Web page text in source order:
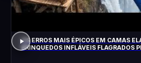
OS ERROS MAIS ÉPICOS EM CAMAS
BRINQUEDOS INFLÁVEIS FLAGRADOS